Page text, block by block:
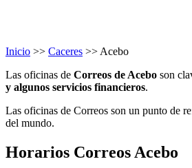
Inicio >> Caceres >> Acebo
Las oficinas de Correos de Acebo son
y algunos servicios financieros.
Las oficinas de Correos son un punto de
del mundo.
Horarios Correos Acebo